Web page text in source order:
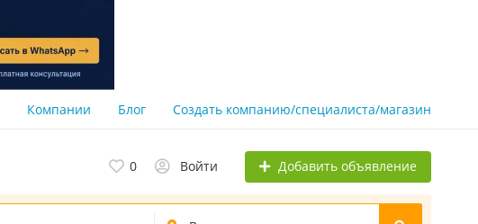
Компании Блог Создать компанию/специалиста/магазин
0 Войти Добавить объявление